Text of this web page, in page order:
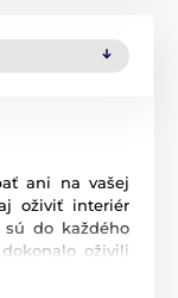
ani na vašej
oživiť interiér
sú do každého
oživili